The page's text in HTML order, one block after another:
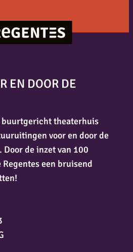
EN DOOR DE
buurtgericht theaterhuis
voor en door de
de inzet van 100
een bruisend